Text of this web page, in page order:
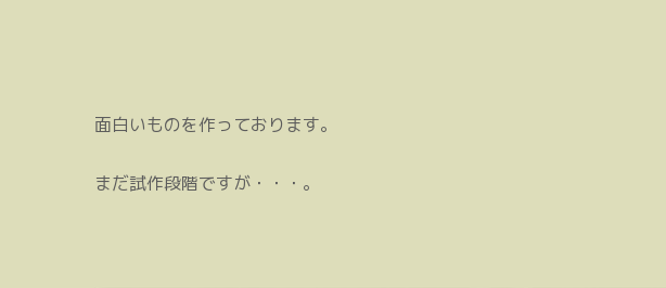
面白いものを作っております。
まだ試作段階ですが・・・。